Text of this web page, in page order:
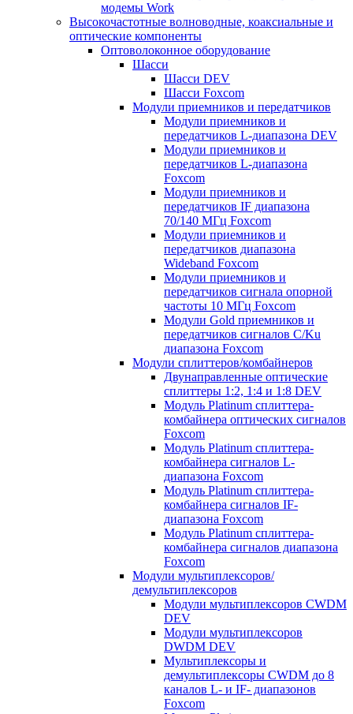
модемы Work
Высокочастотные волноводные, коаксиальные и
оптические компоненты
Оптоволоконное оборудование
Шасси
Шасси DEV
Шасси Foxcom
Модули приемников и передатчиков
Модули приемников и
передатчиков L-диапазона DEV
Модули приемников и
передатчиков L-диапазона
Foxcom
Модули приемников и
передатчиков IF диапазона
70/140 МГц Foxcom
Модули приемников и
передатчиков диапазона
Wideband Foxcom
Модули приемников и
передатчиков сигнала опорной
частоты 10 МГц Foxcom
Модули Gold приемников и
передатчиков сигналов C/Ku
диапазона Foxcom
Модули сплиттеров/комбайнеров
Двунаправленные оптические
сплиттеры 1:2, 1:4 и 1:8 DEV
Модуль Platinum cплиттера-
комбайнера оптических сигналов
Foxcom
Модуль Platinum сплиттера-
комбайнера сигналов L-
диапазона Foxcom
Модуль Platinum сплиттера-
комбайнера сигналов IF-
диапазона Foxcom
Модуль Platinum сплиттера-
комбайнера сигналов диапазона
Foxcom
Модули мультиплексоров/
демультиплексоров
Модули мультиплексоров CWDM
DEV
Модули мультиплексоров
DWDM DEV
Мультиплексоры и
демультиплексоры CWDM до 8
каналов L- и IF- диапазонов
Foxcom